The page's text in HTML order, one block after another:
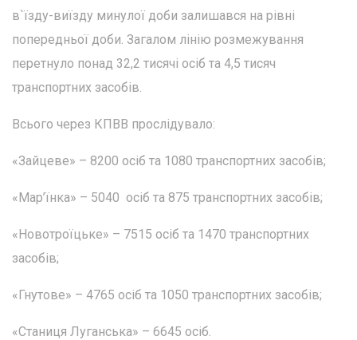
в`їзду-виїзду минулої доби залишався на рівні
попередньої доби. Загалом лінію розмежування
перетнуло понад 32,2 тисячі осіб та 4,5 тисяч
транспортних засобів.
Всього через КПВВ прослідувало:
«Зайцеве» – 8200 осіб та 1080 транспортних засобів;
«Мар’їнка» – 5040 осіб та 875 транспортних засобів;
«Новотроїцьке» – 7515 осіб та 1470 транспортних
засобів;
«Гнутове» – 4765 осіб та 1050 транспортних засобів;
«Станиця Луганська» – 6645 осіб.